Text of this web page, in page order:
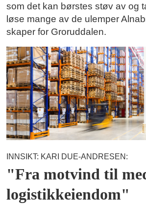
som det kan børstes støv av og
løse mange av de ulemper
skaper for Groruddalen.
INNSIKT: KARI DUE-ANDRESEN:
"Fra motvind til
logistikkeiendom"